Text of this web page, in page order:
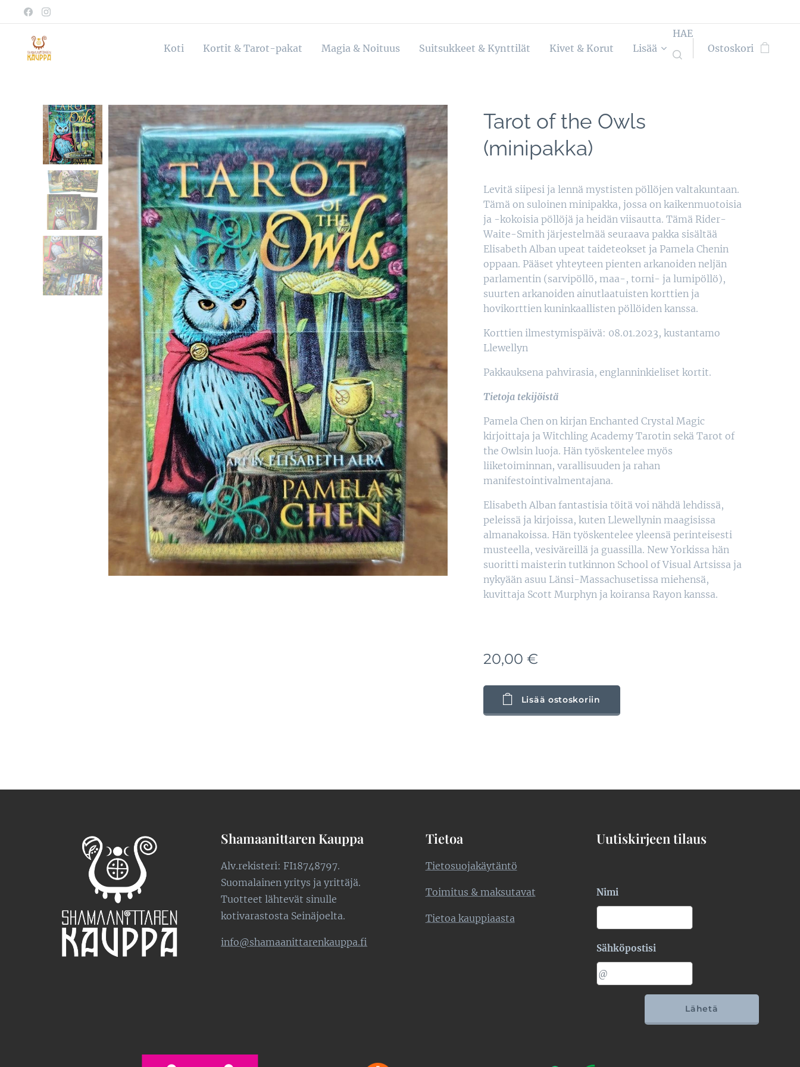
Koti Kortit & Tarot-pakat Magia & Noituus Suitsukkeet & Kynttilät Kivet & Korut Lisää
HAE
Ostoskori
Tarot of the Owls
(minipakka)
Levitä siipesi ja lennä mystisten pöllöjen valtakuntaan.
Tämä on suloinen minipakka, jossa on kaikenmuotoisia
ja -kokoisia pöllöjä ja heidän viisautta. Tämä Rider-
Waite-Smith järjestelmää seuraava pakka sisältää
Elisabeth Alban upeat taideteokset ja Pamela Chenin
oppaan. Pääset yhteyteen pienten arkanoiden neljän
parlamentin (sarvipöllö, maa-, torni- ja lumipöllö),
suurten arkanoiden ainutlaatuisten korttien ja
hovikorttien kuninkaallisten pöllöiden kanssa.
Korttien ilmestymispäivä: 08.01.2023, kustantamo
Llewellyn
Pakkauksena pahvirasia, englanninkieliset kortit.
Tietoja tekijöistä
Pamela Chen on kirjan Enchanted Crystal Magic
kirjoittaja ja Witchling Academy Tarotin sekä Tarot of
the Owlsin luoja. Hän työskentelee myös
liiketoiminnan, varallisuuden ja rahan
manifestointivalmentajana.
Elisabeth Alban fantastisia töitä voi nähdä lehdissä,
peleissä ja kirjoissa, kuten Llewellynin maagisissa
almanakoissa. Hän työskentelee yleensä perinteisesti
musteella, vesiväreillä ja guassilla. New Yorkissa hän
suoritti maisterin tutkinnon School of Visual Artsissa ja
nykyään asuu Länsi-Massachusetissa miehensä,
kuvittaja Scott Murphyn ja koiransa Rayon kanssa.
20,00 €
Lisää ostoskoriin
Shamaanittaren Kauppa
Alv.rekisteri: FI18748797.
Suomalainen yritys ja yrittäjä.
Tuotteet lähtevät sinulle
kotivarastosta Seinäjoelta.
info@shamaanittarenkauppa.fi
Tietoa
Tietosuojakäytäntö
Toimitus & maksutavat
Tietoa kauppiaasta
Uutiskirjeen tilaus
Nimi
Sähköpostisi
Lähetä